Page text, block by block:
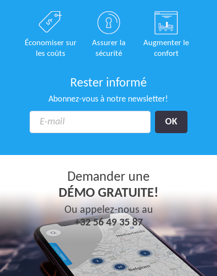
Économiser sur
les coûts
Assurer la
sécurité
Augmenter le
confort
Rester informé
Abonnez-vous à notre newsletter!
Demander une
DÉMO GRATUITE!
Ou appelez-nous au
+32 56 49 35 87